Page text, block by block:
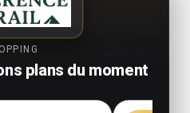
plans du moment